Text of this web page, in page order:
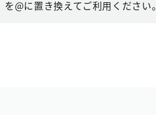
@に置き換えてご利用ください。